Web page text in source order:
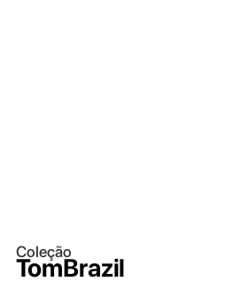
Coleção
TomBrazil